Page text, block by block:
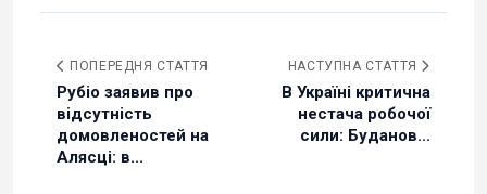
ПОПЕРЕДНЯ СТАТТЯ
Рубіо заявив про
відсутність
домовленостей на
Алясці: в...
НАСТУПНА СТАТТЯ
В Україні критична
нестача робочої
сили: Буданов...